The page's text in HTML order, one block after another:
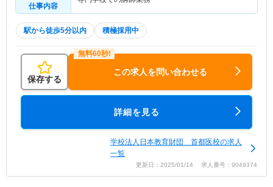
仕事内容
駅から徒歩5分以内 積極採用中
保存する
この求人を問い合わせる
詳細を見る
学校法人日本教育財団 首都医校の求人
一覧
更新日：2025/01/14 求人番号：9049374